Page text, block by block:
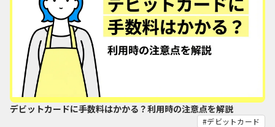
デビットカードに手数料はかかる？利用時の注意点を解説
デビットカード